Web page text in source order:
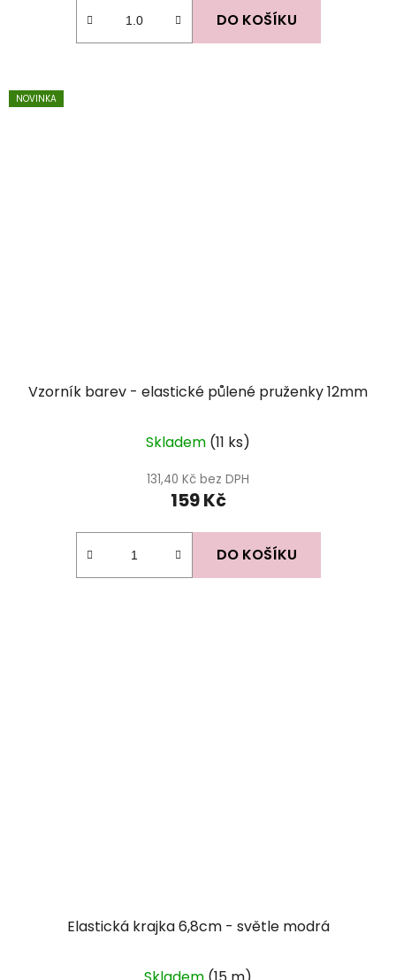
DO KOŠÍKU
NOVINKA
Vzorník barev - elastické půlené pruženky 12mm
Skladem (11 ks)
131,40 Kč bez DPH
159 Kč
DO KOŠÍKU
Elastická krajka 6,8cm - světle modrá